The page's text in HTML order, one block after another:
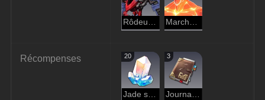
Rôdeur brûlant Marcheur de l'ombre de l'Incinération
Récompenses 20
Jade stellaire
3
Journal d'aventure